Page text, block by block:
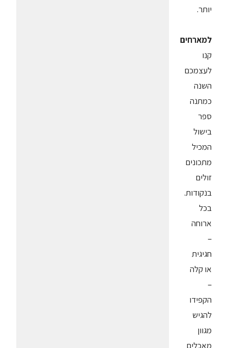
יותר.
למארחים
קנו
לעצמכם
השנה
כמתנה
ספר
בישול
המכיל
מתכונים
זולים
בנקודות.
בכל
ארוחה
–
חגיגית
או קלה
–
הקפידו
להגיש
מגוון
מאכלים